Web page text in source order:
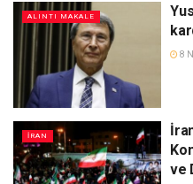
ALINTI MAKALE
8
İRAN
ve